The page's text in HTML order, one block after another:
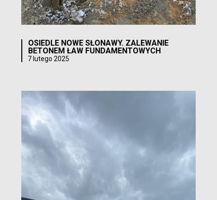
OSIEDLE NOWE SŁONAWY. ZALEWANIE
BETONEM ŁAW FUNDAMENTOWYCH
7 lutego 2025